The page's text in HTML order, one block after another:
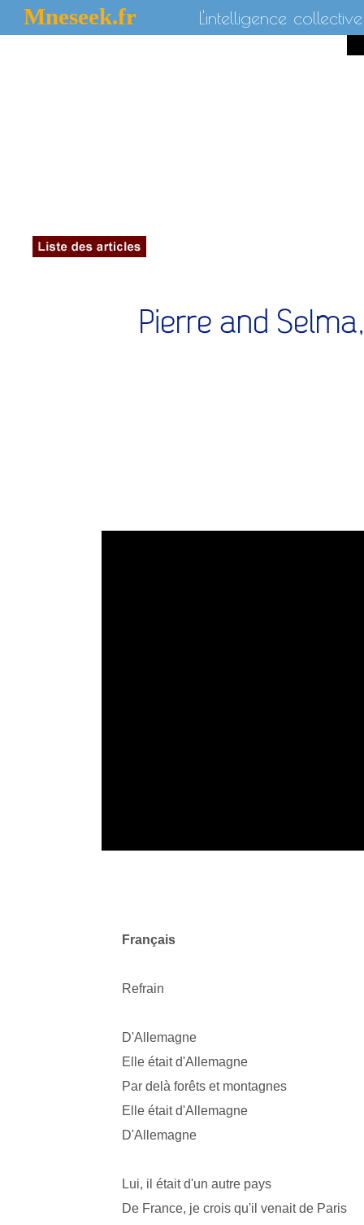
Mneseek.fr L'intelligence collective
Pierre and
Français
Refrain
D'Allemagne
Elle était d'Allemagne
Par delà forêts et montagnes
Elle était d'Allemagne
D'Allemagne
Lui, il était d'un autre pays
De France, je crois qu'il venait de Paris